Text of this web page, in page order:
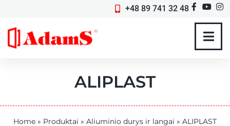
+48 89 741 32 48
ALIPLAST
Home » Produktai » Aliuminio durys ir langai » ALIPLAST